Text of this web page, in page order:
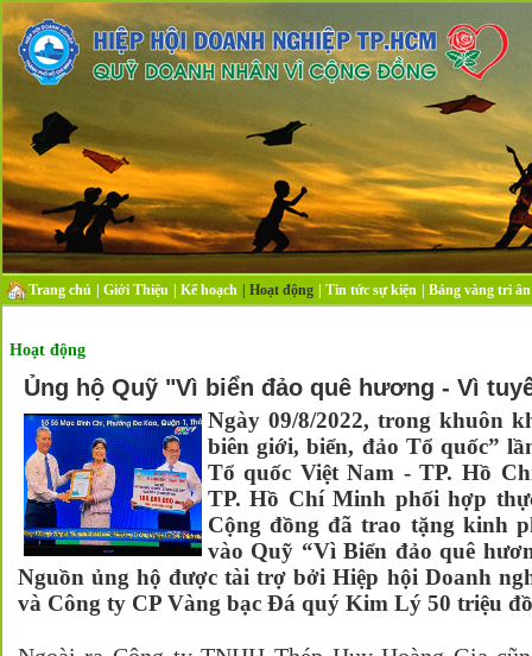
Trang chủ Giới Thiệu Kế hoạch Hoạt động Tin tức sự kiện Bảng vàng tri ân
Hoạt động
Ủng hộ Quỹ "Vì biển đảo quê hương - Vì
Ngày 09/8/2022, trong khuôn
biên giới, biển, đảo Tổ quốc”
Tổ quốc Việt Nam - TP. Hồ
TP. Hồ Chí Minh phối hợp
Cộng đồng đã trao tặng kinh
vào Quỹ “Vì Biển đảo quê
Nguồn ủng hộ được tài trợ bởi Hiệp hội Doanh
và Công ty CP Vàng bạc Đá quý Kim Lý 50 triệu